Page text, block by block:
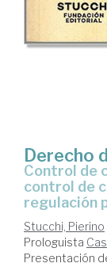
Derecho
control de conductas anticompetitivas,
control de
regulación
Stucchi, Pierino
Prologuista
Presentación